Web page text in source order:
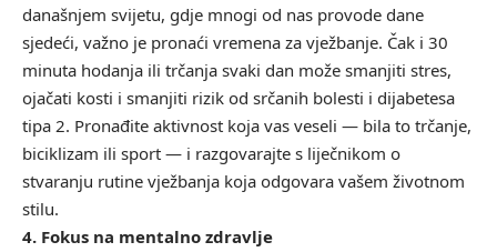
današnjem svijetu, gdje mnogi od nas provode dane
sjedeći, važno je pronaći vremena za vježbanje. Čak i 30
minuta hodanja ili trčanja svaki dan može smanjiti stres,
ojačati kosti i smanjiti rizik od srčanih bolesti i dijabetesa
tipa 2. Pronađite aktivnost koja vas veseli — bila to trčanje,
biciklizam ili sport — i razgovarajte s liječnikom o
stvaranju rutine vježbanja koja odgovara vašem životnom
stilu.
4. Fokus na mentalno zdravlje